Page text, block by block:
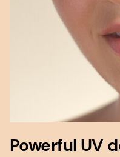
Powerful UV